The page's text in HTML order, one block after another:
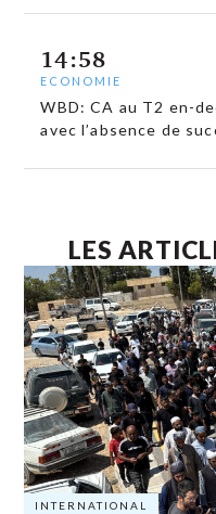
14:58
ECONOMIE
WBD: CA au T2 en-
avec l’absence de
LES
INTERNATIONAL